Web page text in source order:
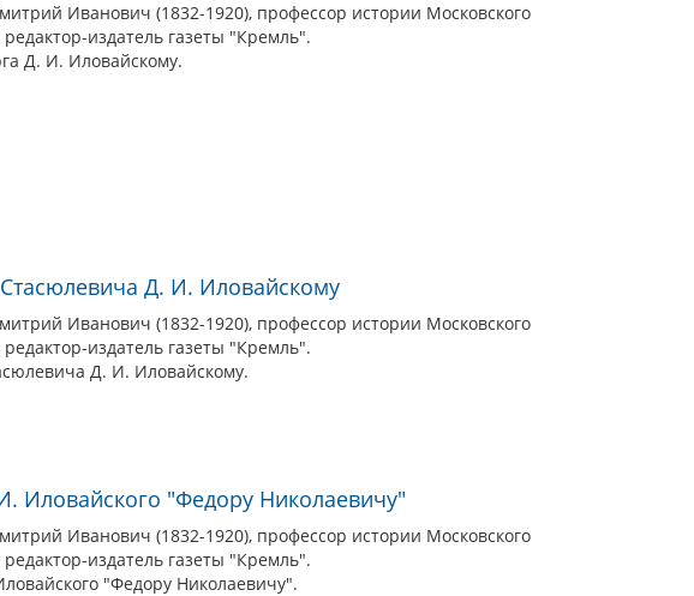
Иванович (1832-1920), профессор истории Московского
редактор-издатель газеты "Кремль".
Д. И. Иловайскому.
Д. И. Иловайскому
Иванович (1832-1920), профессор истории Московского
редактор-издатель газеты "Кремль".
Д. И. Иловайскому.
Иловайского "Федору Николаевичу"
Иванович (1832-1920), профессор истории Московского
редактор-издатель газеты "Кремль".
"Федору Николаевичу".